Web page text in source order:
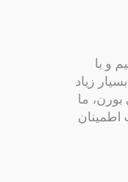
و با
زیاد
بورن، ما
اطمینان